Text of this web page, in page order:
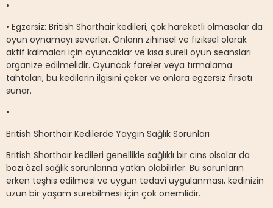
•
• Egzersiz: British Shorthair kedileri, çok hareketli olmasalar da
oyun oynamayı severler. Onların zihinsel ve fiziksel olarak
aktif kalmaları için oyuncaklar ve kısa süreli oyun seansları
organize edilmelidir. Oyuncak fareler veya tırmalama
tahtaları, bu kedilerin ilgisini çeker ve onlara egzersiz fırsatı
sunar.
•
British Shorthair Kedilerde Yaygın Sağlık Sorunları
British Shorthair kedileri genellikle sağlıklı bir cins olsalar da
bazı özel sağlık sorunlarına yatkın olabilirler. Bu sorunların
erken teşhis edilmesi ve uygun tedavi uygulanması, kedinizin
uzun bir yaşam sürebilmesi için çok önemlidir.